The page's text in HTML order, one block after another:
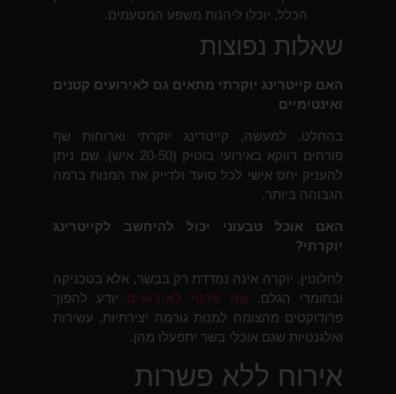
הכלל, יוכלו ליהנות משפע המטעמים.
שאלות נפוצות
האם קייטרינג יוקרתי מתאים גם לאירועים קטנים
ואינטימיים
בהחלט. למעשה, קייטרינג יוקרתי וארוחות שף
פורחים דווקא באירועי בוטיק (20-50 איש), שם ניתן
להעניק יחס אישי לכל סועד ולדייק את המנות ברמה
הגבוהה ביותר.
האם אוכל טבעוני יכול להיחשב לקייטרינג
יוקרתי?
לחלוטין. יוקרה אינה נמדדת רק בבשר, אלא בטכניקה
ובחומרי הגלם. שף פרטי לאירועים יודע להפוך
פרודוקטים מהצומח למנות גורמה יצירתיות, עשירות
ואלגנטיות שגם אוכלי בשר יתפעלו מהן.
אירוח ללא פשרות